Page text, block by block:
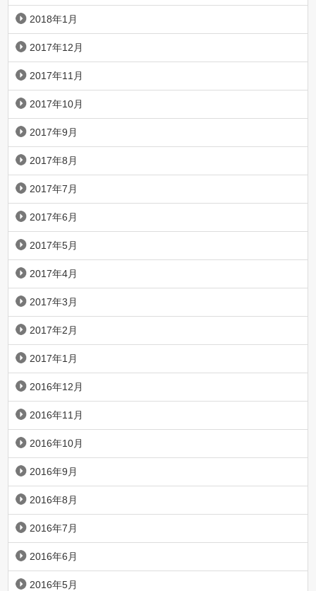
2018年1月
2017年12月
2017年11月
2017年10月
2017年9月
2017年8月
2017年7月
2017年6月
2017年5月
2017年4月
2017年3月
2017年2月
2017年1月
2016年12月
2016年11月
2016年10月
2016年9月
2016年8月
2016年7月
2016年6月
2016年5月